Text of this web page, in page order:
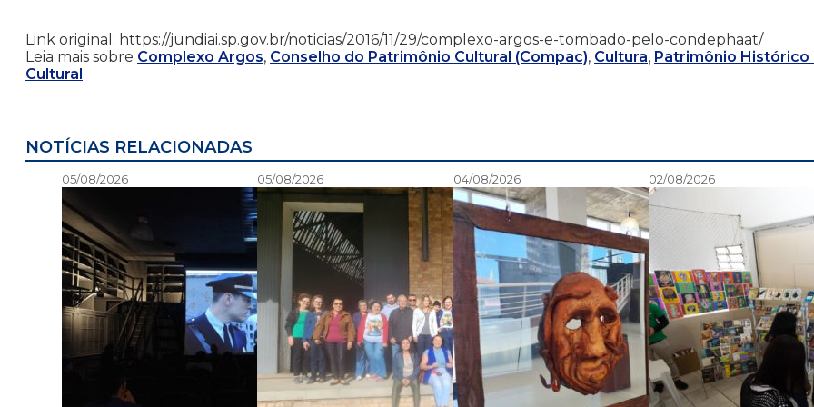
Link original: https://jundiai.sp.gov.br/noticias/2016/11/29/complexo-argos-e-tombado-pelo-condephaat/
Leia mais sobre Complexo Argos, Conselho do Patrimônio Cultural (Compac), Cultura, Patrimônio Histórico
Cultural
NOTÍCIAS RELACIONADAS
05/08/2026 05/08/2026 04/08/2026 02/08/2026